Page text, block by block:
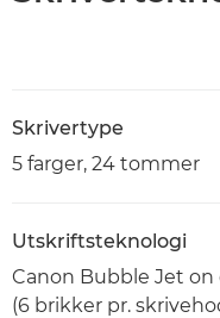
Skrivertype
5 farger, 24 tommer
Utskriftsteknologi
Canon Bubble Jet
(6 brikker pr.